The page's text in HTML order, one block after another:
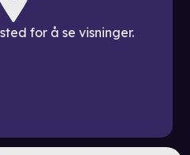
for å se visninger.